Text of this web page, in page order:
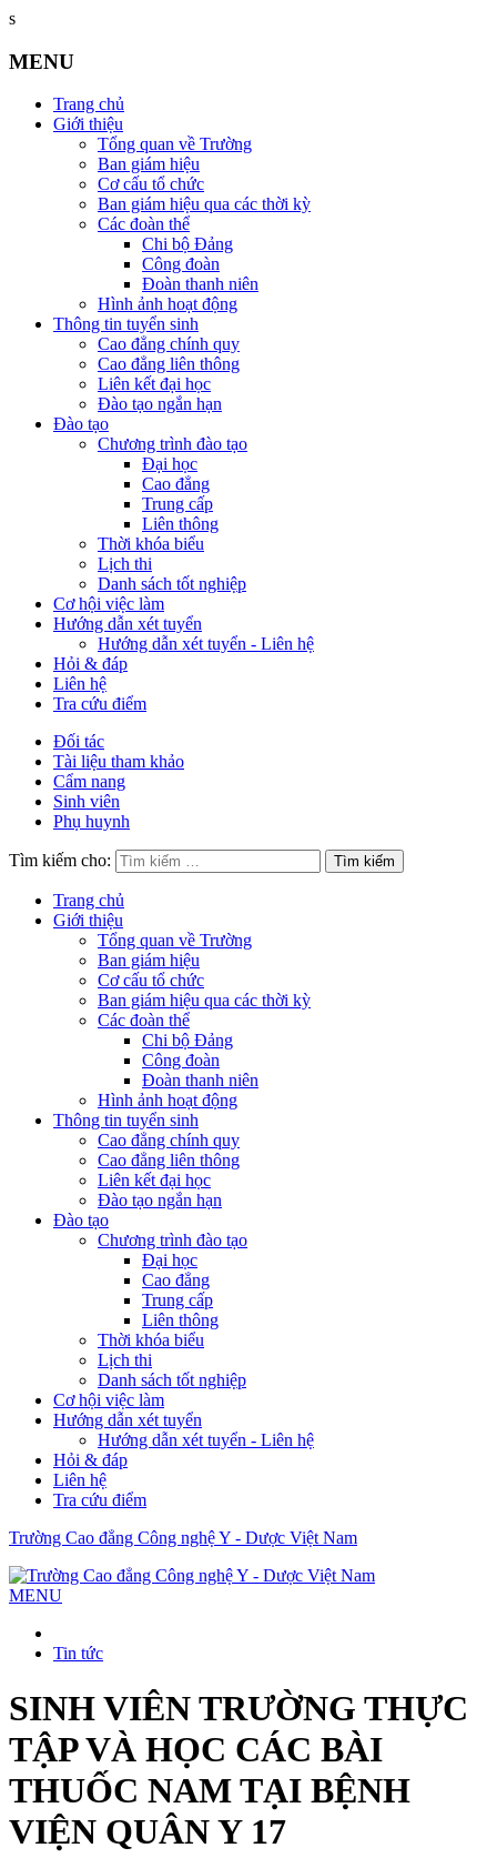
s
MENU
Trang chủ
Giới thiệu
Tổng quan về Trường
Ban giám hiệu
Cơ cấu tổ chức
Ban giám hiệu qua các thời kỳ
Các đoàn thể
Chi bộ Đảng
Công đoàn
Đoàn thanh niên
Hình ảnh hoạt động
Thông tin tuyển sinh
Cao đẳng chính quy
Cao đẳng liên thông
Liên kết đại học
Đào tạo ngắn hạn
Đào tạo
Chương trình đào tạo
Đại học
Cao đẳng
Trung cấp
Liên thông
Thời khóa biểu
Lịch thi
Danh sách tốt nghiệp
Cơ hội việc làm
Hướng dẫn xét tuyển
Hướng dẫn xét tuyển - Liên hệ
Hỏi & đáp
Liên hệ
Tra cứu điểm
Đối tác
Tài liệu tham khảo
Cẩm nang
Sinh viên
Phụ huynh
Tìm kiếm cho:
Trang chủ
Giới thiệu
Tổng quan về Trường
Ban giám hiệu
Cơ cấu tổ chức
Ban giám hiệu qua các thời kỳ
Các đoàn thể
Chi bộ Đảng
Công đoàn
Đoàn thanh niên
Hình ảnh hoạt động
Thông tin tuyển sinh
Cao đẳng chính quy
Cao đẳng liên thông
Liên kết đại học
Đào tạo ngắn hạn
Đào tạo
Chương trình đào tạo
Đại học
Cao đẳng
Trung cấp
Liên thông
Thời khóa biểu
Lịch thi
Danh sách tốt nghiệp
Cơ hội việc làm
Hướng dẫn xét tuyển
Hướng dẫn xét tuyển - Liên hệ
Hỏi & đáp
Liên hệ
Tra cứu điểm
Trường Cao đẳng Công nghệ Y - Dược Việt Nam
MENU
Tin tức
SINH VIÊN TRƯỜNG THỰC
TẬP VÀ HỌC CÁC BÀI
THUỐC NAM TẠI BỆNH
VIỆN QUÂN Y 17